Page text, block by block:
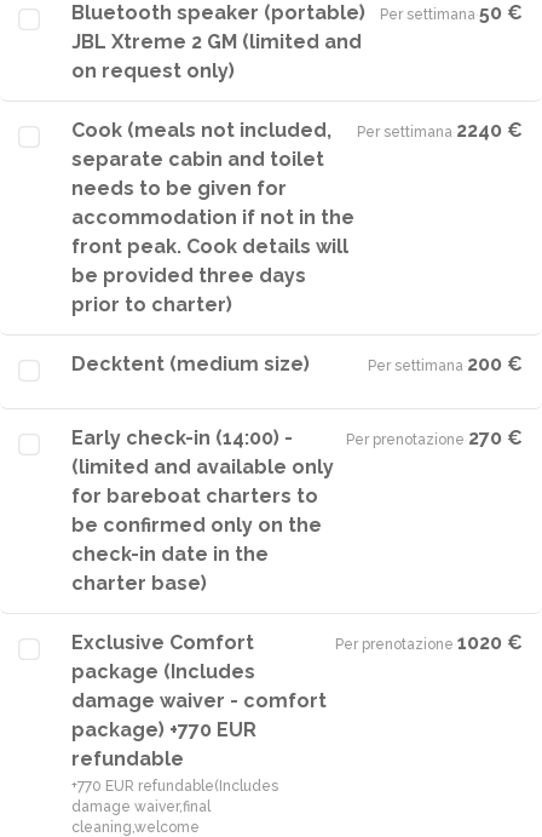
Bluetooth speaker (portable)
JBL Xtreme 2 GM (limited and
on request only)
Per settimana·50 €
Cook (meals not included,
separate cabin and toilet
needs to be given for
accommodation if not in the
front peak. Cook details will
be provided three days
prior to charter)
Per settimana·2240 €
Decktent (medium size) Per settimana·200 €
Early check-in (14:00) -
(limited and available only
for bareboat charters to
be confirmed only on the
check-in date in the
charter base)
Per prenotazione·270 €
Exclusive Comfort
package (Includes
damage waiver - comfort
package) +770 EUR
refundable
+770 EUR refundable(Includes
damage waiver,final
cleaning,welcome
Per prenotazione·1020 €